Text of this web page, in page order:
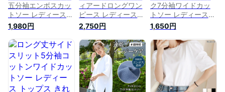
五分袖エンボスカッ
トソー レディース
トップス 半袖 Tシャ
ツ カジュアル ゆっ
たり ラフ 無地 シン
プル 春 夏 オフィス
OL 速乾 吸水 吸汗 涼
しい ルーズ おしゃ
れ 着回し デイリー
メール便
1,980円
ィアードロングワン
ピース レディース
夏 きれいめ 5分袖 マ
キシ ミモレ ゆった
り 可愛い 速乾 イー
ジーケア ガーリー
フェミニン 上品 体
型カバー 切替 マタ
ニティ フレア リラ
ックス メール便
2,750円
ク7分袖ワイドカッ
トソー レディース
トップス きれいめ
春 体型カバー ゆっ
たり 大きいサイズ
リラックス カジュア
ル チュニック丈 シ
ンプル 無地 デイリ
ー 着回し 大きめ プ
ルオーバー メール便
1,650円